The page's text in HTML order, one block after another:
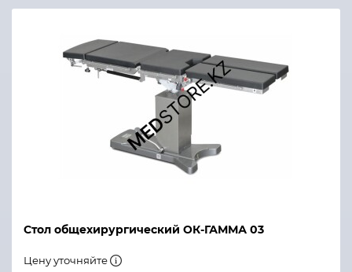
Стол общехирургический ОК-ГАММА 03
Цену уточняйте